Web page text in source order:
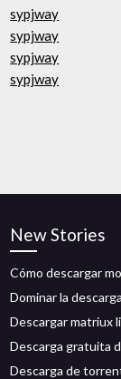
sypjway
sypjway
sypjway
sypjway
New Stories
Cómo descargar
Dominar la
Descargar matriux
Descarga gratuita
Descarga de